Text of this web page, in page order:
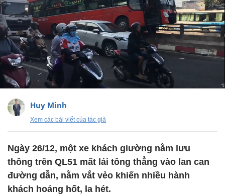
Huy Minh
Xem các bài viết của tác giả
Ngày 26/12, một xe khách giường nằm lưu
thông trên QL51 mất lái tông thẳng vào lan can
đường dẫn, nằm vắt vẻo khiến nhiều hành
khách hoảng hốt, la hét.